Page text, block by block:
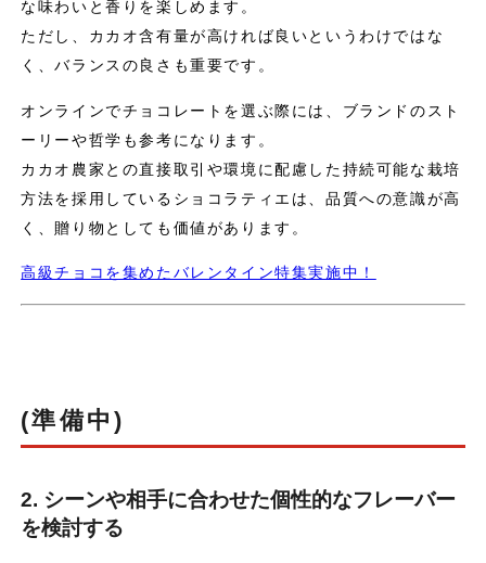
な味わいと香りを楽しめます。
ただし、カカオ含有量が高ければ良いというわけではな
く、バランスの良さも重要です。
オンラインでチョコレートを選ぶ際には、ブランドのスト
ーリーや哲学も参考になります。
カカオ農家との直接取引や環境に配慮した持続可能な栽培
方法を採用しているショコラティエは、品質への意識が高
く、贈り物としても価値があります。
高級チョコを集めたバレンタイン特集実施中！
(準備中)
2. シーンや相手に合わせた個性的なフレーバー
を検討する